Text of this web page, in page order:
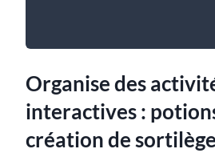
Organise des
interactives :
création de